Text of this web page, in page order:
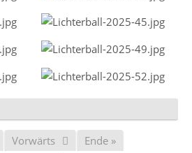
Vorwärts Ende »